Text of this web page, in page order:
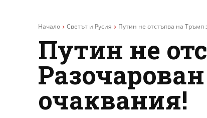
Начало Светът и Русия Путин не отстъпва на Тръмп
Путин не
очаквания!